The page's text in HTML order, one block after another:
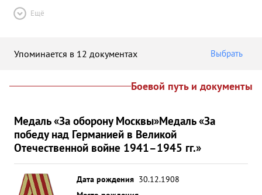
Ещё
Упоминается в 12 документах Выбрать
Боевой путь и документы
Медаль «За оборону Москвы»Медаль «За
победу над Германией в Великой
Отечественной войне 1941–1945 гг.»
Дата рождения 30.12.1908